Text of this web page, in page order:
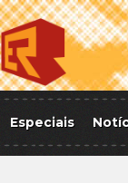
Especiais